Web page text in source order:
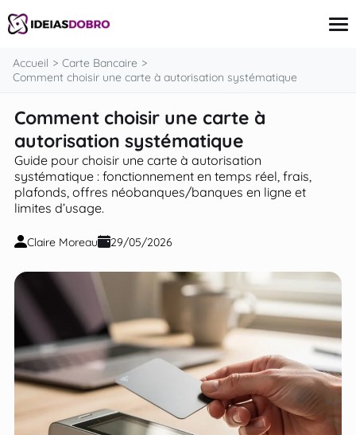
Carte Bancaire
Finance
Investissement
Assurances
Prêts
Revenu supplémentaire
Accueil
Carte Bancaire
Comment choisir une carte à autorisation systématique
Comment choisir une carte à
autorisation systématique
Guide pour choisir une carte à autorisation
systématique : fonctionnement en temps réel, frais,
plafonds, offres néobanques/banques en ligne et
limites d’usage.
Claire Moreau 29/05/2026